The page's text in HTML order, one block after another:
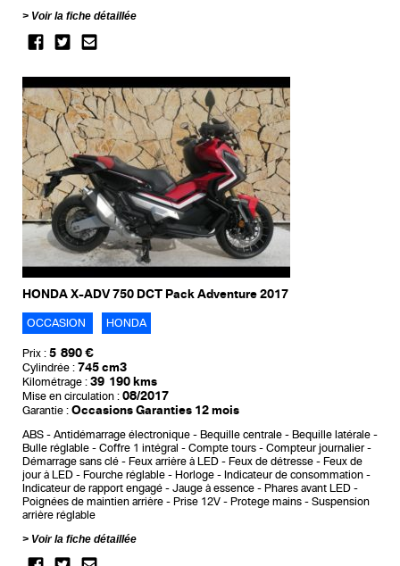
Voir la fiche détaillée
HONDA X-ADV 750 DCT Pack Adventure 2017
OCCASION HONDA
Prix : 5 890 €
Cylindrée : 745 cm3
Kilométrage : 39 190 kms
Mise en circulation : 08/2017
Garantie : Occasions Garanties 12 mois
ABS Antidémarrage électronique Bequille centrale
Bequille latérale
Bulle réglable
Coffre 1 intégral Compte tours
Compteur journalier
Démarrage sans clé
Feux arrière à LED Feux de détresse
Feux de
jour à LED
Fourche réglable Horloge
Indicateur de consommation
Indicateur de rapport engagé
Jauge à essence
Phares avant LED
Poignées de maintien arrière
Prise 12V Protege mains
Suspension
arrière réglable
Voir la fiche détaillée